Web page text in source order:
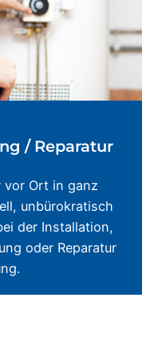
/ Reparatur
vor Ort in ganz
unbürokratisch
der Installation,
oder Reparatur